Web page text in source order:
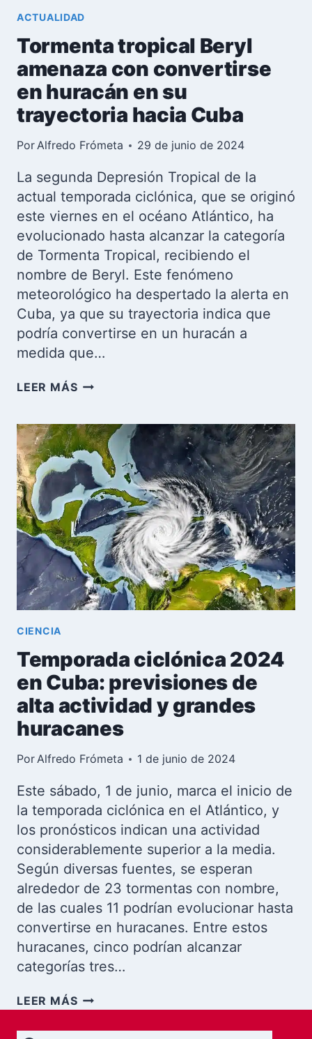
ACTUALIDAD
Tormenta tropical Beryl
amenaza con convertirse
en huracán en su
trayectoria hacia Cuba
PorAlfredo Frómeta 29 de junio de 2024
La segunda Depresión Tropical de la
actual temporada ciclónica, que se originó
este viernes en el océano Atlántico, ha
evolucionado hasta alcanzar la categoría
de Tormenta Tropical, recibiendo el
nombre de Beryl. Este fenómeno
meteorológico ha despertado la alerta en
Cuba, ya que su trayectoria indica que
podría convertirse en un huracán a
medida que…
LEER MÁSTORMENTA
AMENAZA
CON
CONVERTIRSE
EN
HURACÁN
EN
SU
TRAYECTORIA
HACIA
CUBA
CIENCIA
Temporada ciclónica 2024
en Cuba: previsiones de
alta actividad y grandes
huracanes
PorAlfredo Frómeta 1 de junio de 2024
Este sábado, 1 de junio, marca el inicio de
la temporada ciclónica en el Atlántico, y
los pronósticos indican una actividad
considerablemente superior a la media.
Según diversas fuentes, se esperan
alrededor de 23 tormentas con nombre,
de las cuales 11 podrían evolucionar hasta
convertirse en huracanes. Entre estos
huracanes, cinco podrían alcanzar
categorías tres…
LEER MÁSTEMPORADA
CICLÓNICA
2024